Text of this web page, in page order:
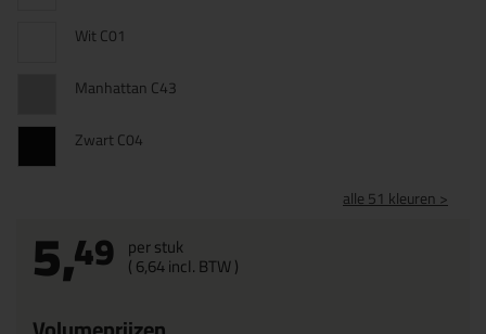
Wit C01
Manhattan C43
Zwart C04
alle 51 kleuren >
5,49 per stuk
(6,64incl. BTW )